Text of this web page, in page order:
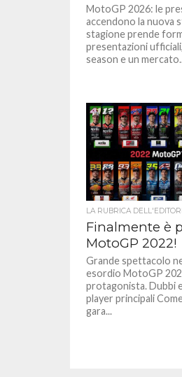
MotoGP 2026: le
accendono la nuova
stagione prende
presentazioni
season e un
LA RUBRICA
Finalmente è
MotoGP 2022!
Grande spettacolo
esordio MotoGP
protagonista. Dubbi
player principali
gara...